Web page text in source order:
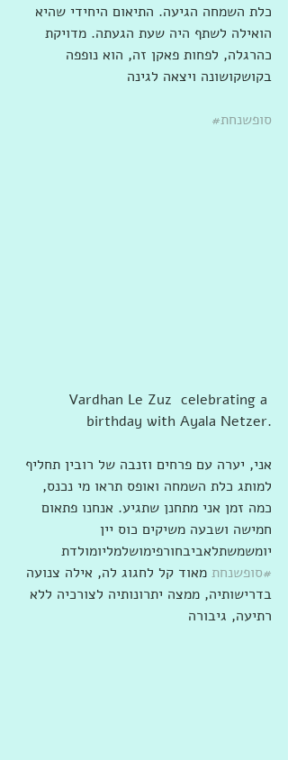
כלת השמחה הגיעה. התיאום היחידי שהיא
הואילה לשתף היה שעת הגעתה. מדויקת
כהרגלה, לפחות פאקן זה, הוא נופפה
בקושקושונה ויצאה לגינה
#סופשנחת
Vardhan Le Zuz  celebrating a
birthday with Ayala Netzer.
אני, יערה עם פרחים וזנבה של רובין תחליף
למותג כלת השמחה ואופס תראו מי נכנס,
כמה זמן אני מתחנן שתגיע. אנחנו פתאום
חמישה ושבעה משיקים כוס יין
יומשמשתלאביבחורפימושלמליומולדת
#סופשנחת מאוד קל לחגוג לה, אילה צנועה
בדרישותיה, ממצה יתרונותיה לצורכיה ללא
רתיעה, גיבורה